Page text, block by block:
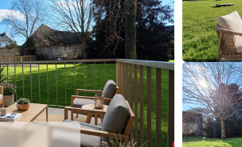
RECHERCHER